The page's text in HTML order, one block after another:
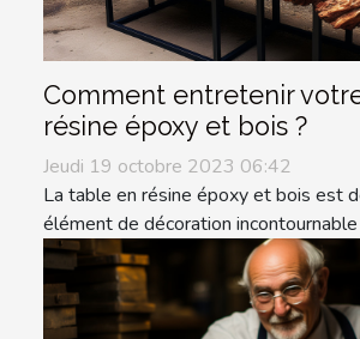
Comment entretenir
résine époxy et bois ?
Jeudi 19 octobre 2023 06:42
La table en résine époxy et bois est
élément de décoration incontournable